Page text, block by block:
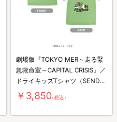
劇場版『TOKYO MER～走る緊
急救命室～CAPITAL CRISIS』／
ドライキッズTシャツ（SENDAI
MER）
￥3,850（税込）